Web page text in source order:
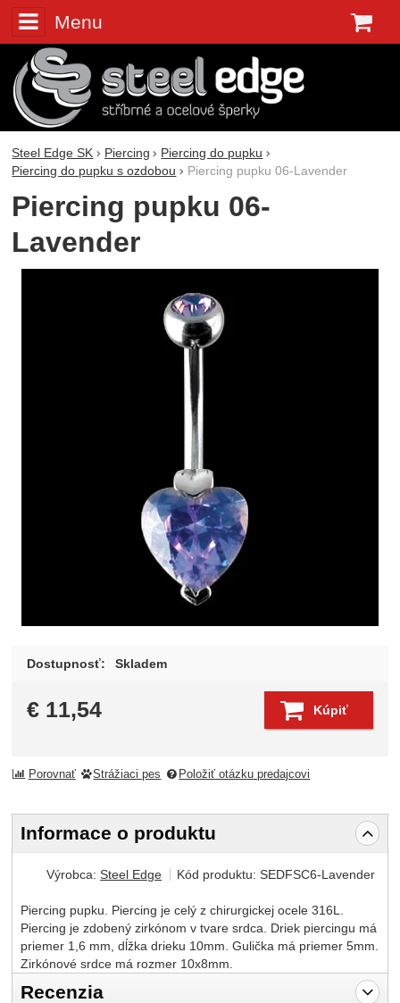
Menu
Steel Edge SK Piercing
Piercing do pupku
Piercing do pupku s ozdobou
Piercing pupku 06-Lavender
Piercing pupku 06-
Lavender
Dostupnosť: Skladem
€ 11,54 Kúpiť
Porovnať Strážiaci pes Položiť otázku predajcovi
Informace o produktu
Výrobca:Steel Edge Kód produktu:SEDFSC6-Lavender
Piercing pupku. Piercing je celý z chirurgickej ocele 316L.
Piercing je zdobený zirkónom v tvare srdca. Driek piercingu má
priemer 1,6 mm, dĺžka drieku 10mm. Gulička má priemer 5mm.
Zirkónové srdce má rozmer 10x8mm.
Recenzia